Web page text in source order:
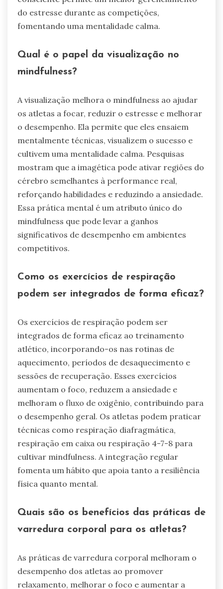
do estresse durante as competições,
fomentando uma mentalidade calma.
Qual é o papel da visualização no
mindfulness?
A visualização melhora o mindfulness ao ajudar
os atletas a focar, reduzir o estresse e melhorar
o desempenho. Ela permite que eles ensaiem
mentalmente técnicas, visualizem o sucesso e
cultivem uma mentalidade calma. Pesquisas
mostram que a imagética pode ativar regiões do
cérebro semelhantes à performance real,
reforçando habilidades e reduzindo a ansiedade.
Essa prática mental é um atributo único do
mindfulness que pode levar a ganhos
significativos de desempenho em ambientes
competitivos.
Como os exercícios de respiração
podem ser integrados de forma eficaz?
Os exercícios de respiração podem ser
integrados de forma eficaz ao treinamento
atlético, incorporando-os nas rotinas de
aquecimento, períodos de desaquecimento e
sessões de recuperação. Esses exercícios
aumentam o foco, reduzem a ansiedade e
melhoram o fluxo de oxigênio, contribuindo para
o desempenho geral. Os atletas podem praticar
técnicas como respiração diafragmática,
respiração em caixa ou respiração 4-7-8 para
cultivar mindfulness. A integração regular
fomenta um hábito que apoia tanto a resiliência
física quanto mental.
Quais são os benefícios das práticas de
varredura corporal para os atletas?
As práticas de varredura corporal melhoram o
desempenho dos atletas ao promover
relaxamento, melhorar o foco e aumentar a